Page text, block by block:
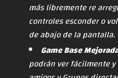
más libremente re
controles esconder o
de abajo de la pantalla.
Game Base
podrán ver fácilmente